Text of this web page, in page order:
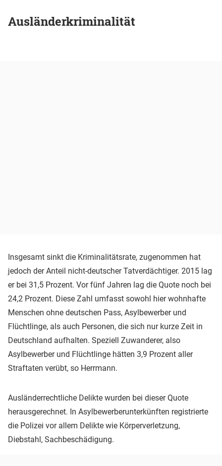
Ausländerkriminalität
Insgesamt sinkt die Kriminalitätsrate, zugenommen hat
jedoch der Anteil nicht-deutscher Tatverdächtiger. 2015 lag
er bei 31,5 Prozent. Vor fünf Jahren lag die Quote noch bei
24,2 Prozent. Diese Zahl umfasst sowohl hier wohnhafte
Menschen ohne deutschen Pass, Asylbewerber und
Flüchtlinge, als auch Personen, die sich nur kurze Zeit in
Deutschland aufhalten. Speziell Zuwanderer, also
Asylbewerber und Flüchtlinge hätten 3,9 Prozent aller
Straftaten verübt, so Herrmann.
Ausländerrechtliche Delikte wurden bei dieser Quote
herausgerechnet. In Asylbewerberunterkünften registrierte
die Polizei vor allem Delikte wie Körperverletzung,
Diebstahl, Sachbeschädigung.